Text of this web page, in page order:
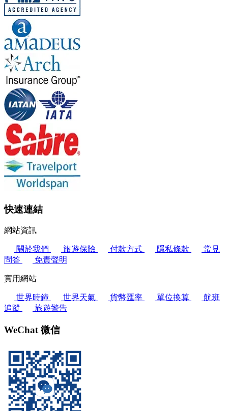
快速連結
網站資訊
關於我們 旅遊保險 付款方式 隱私條款
常見
問答
免責聲明
實用網站
世界時鐘 世界天氣 貨幣匯率 單位換算
航班
追蹤
旅遊警告
WeChat 微信